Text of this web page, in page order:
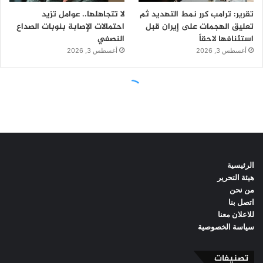
الرئيسية
هيئة التحرير
من نحن
اتصل بنا
للاعلان معنا
سياسة الخصوصية
تصنيفات